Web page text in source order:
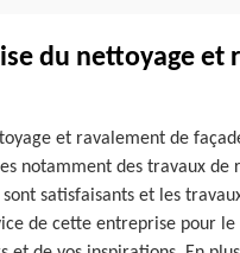
du nettoyage et
et ravalement de
notamment des travaux de
satisfaisants et les
de cette entreprise pour